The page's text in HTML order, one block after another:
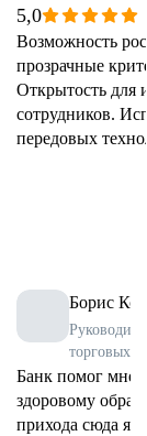
5,0
Возможность
прозрачные
Открытость для
сотрудников.
передовых
Борис
торговых
Банк помог мне
здоровому
прихода сюда я